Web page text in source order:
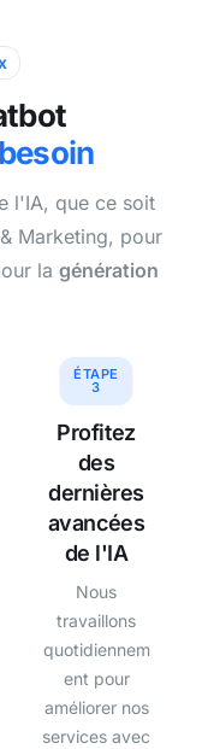
l'IA, que ce soit
Marketing, pour
la génération
Profitez
des
dernières
avancées
de l'IA
Nous
travaillons
quotidiennem
ent pour
améliorer nos
services avec
ÉTAPE
3